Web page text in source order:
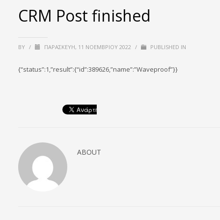
CRM Post finished
BY / ΠΑΡΑΣΚΕΥΉ, 11 ΝΟΕΜΒΡΊΟΥ 2022 / PUBLISHED IN
{“status”:1,”result”:{“id”:389626,”name”:”Waveproof”}}
ABOUT